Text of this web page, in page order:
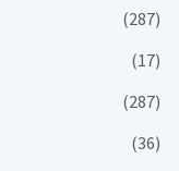
(287)
(17)
(287)
(36)